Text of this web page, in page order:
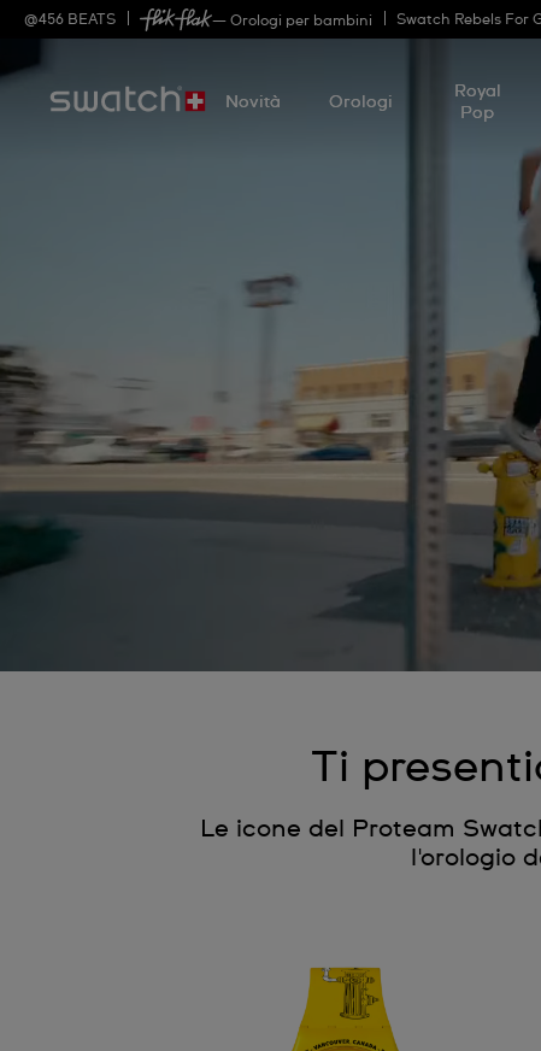
@456 BEATS — Orologi per bambini Swatch Rebels For
Novità Orologi
Royal
Pop
Ti
Le icone del Proteam
l'orologio